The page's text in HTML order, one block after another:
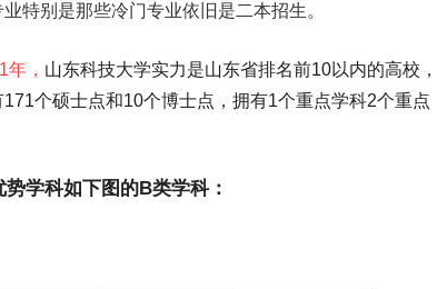
特别是那些冷门专业依旧是二本招生。
年， 山东科技大学实力是山东省排名前10以内的高校，
个硕士点和10个博士点，拥有1个重点学科2个重点
学科如下图的B类学科：